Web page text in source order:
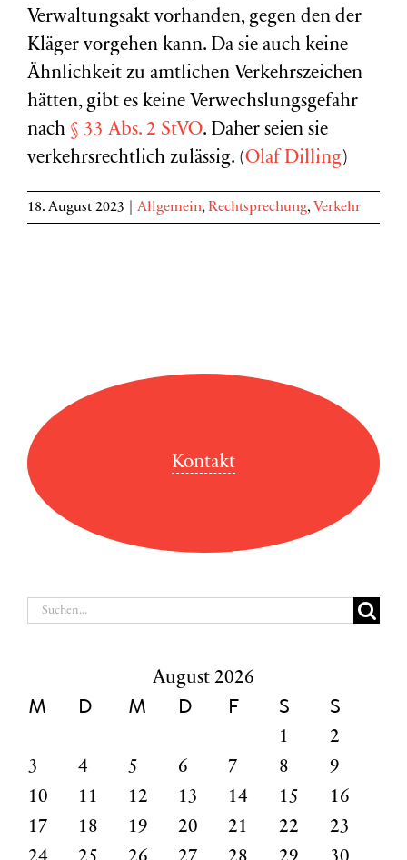
Verwaltungsakt vorhanden, gegen den der
Kläger vorgehen kann. Da sie auch keine
Ähnlichkeit zu amtlichen Verkehrszeichen
hätten, gibt es keine Verwechslungsgefahr
nach § 33 Abs. 2 StVO. Daher seien sie
verkehrsrechtlich zulässig. (Olaf Dilling)
18. August 2023 Allgemein, Rechtsprechung, Verkehr
Kontakt
Suche
August 2026
M D M D F S S
1
2
3
4 5 6 7 8
9
10
11 12 13 14 15
16
17
18 19 20 21 22
23